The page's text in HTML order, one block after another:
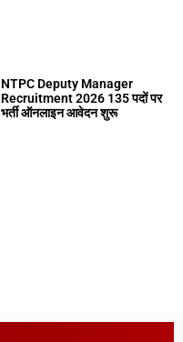
NTPC Deputy Manager
Recruitment 2026 135 पदों पर
भर्ती ऑनलाइन आवेदन शुरू